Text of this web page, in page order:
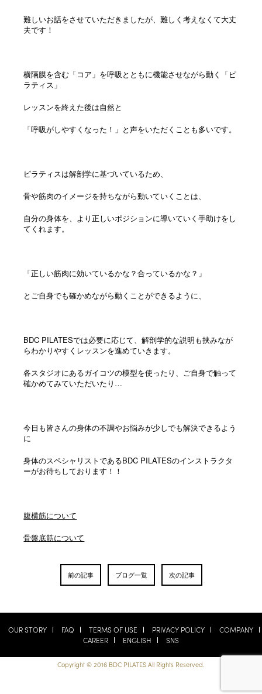
難しいお話をさせていただきましたが、難しく考えなくて大丈
夫です！
横隔膜を含む「コア」を呼吸とともに機能させながら動く 「ピ
ラティス」
レッスンを終えた後は自然と
「呼吸がしやすくなった！」と声をいただくことも多いです。
ピラティスは解剖学に基づいているため、
骨や筋肉のイメージを持ちながら動いていくことは、
自分の身体を、より正しいポジションに導いていく手助けをし
てくれます。
「正しい筋肉に効いているかな？合っているかな？」
とご自身でも確かめながら動くことができるように、
BDC PILATESでは必要に応じて、解剖学的な説明も挟みなが
らわかりやすくレッスンを進めていきます。
各スタジオにあるガイコツの模型を使ったり、ご自身で触って
確かめてみていただいたり…
今日も皆さんの身体の不調やお悩みが少しでも解決できるよう
に
身体のスペシャリストであるBDC PILATESのインストラクタ
ーがお待ちしております！！
腹横筋について
骨盤底筋について
前の記事 ブログ一覧 次の記事
OUR STORY FAQ TERMS OF USE PRIVACY POLICY
COMPANY
CAREER
ENGLISH SNS
Copyright © 2016 BDC PILATES All Rights Reserved.